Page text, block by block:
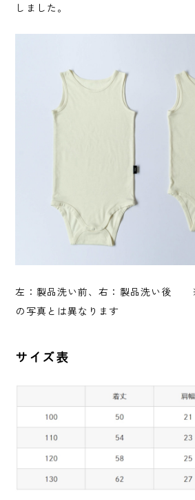
しました。
左：製品洗い前、右：製品洗い後
の写真とは異なります
サイズ表